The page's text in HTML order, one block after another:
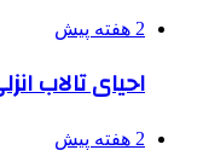
2 هفته پیش
احیای تالاب
2 هفته پیش